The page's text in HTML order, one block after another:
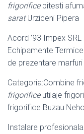
frigorificepitesti
saratUrziceni Pipera
Acord ’93 Impex SRL
Echipamente
de prezentare
Categoria:Combine
frigorificeutilaje
frigorifice Buzau
Instalare